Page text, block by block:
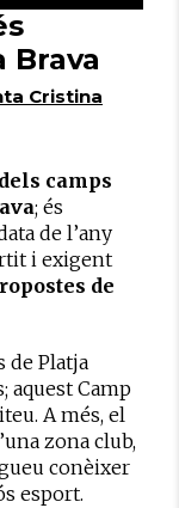
Brava
Cristina
camps
; és
de l’any
i exigent
de
de Platja
aquest Camp
A més, el
zona club,
conèixer
esport.